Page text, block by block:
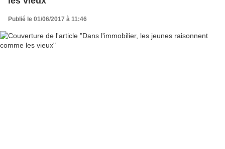
Publié le 01/06/2017 à 11:46